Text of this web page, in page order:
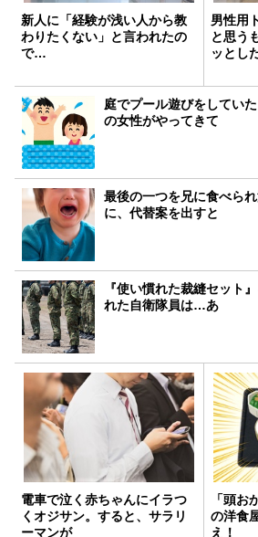
新人に「経験が浅い人から教
わりたくない」と言われたの
で…
男性用
と思う
ッとし
庭でプール遊びをしてい
の女性がやってきて
最後の一つを兄に食べら
に、代替案を出すと
『使い慣れた裁縫セット
れた自衛隊員は…あ
電車で泣く赤ちゃんにイラつ
くオジサン。すると、サラリ
ーマンが
「頭お
の洋食
え！